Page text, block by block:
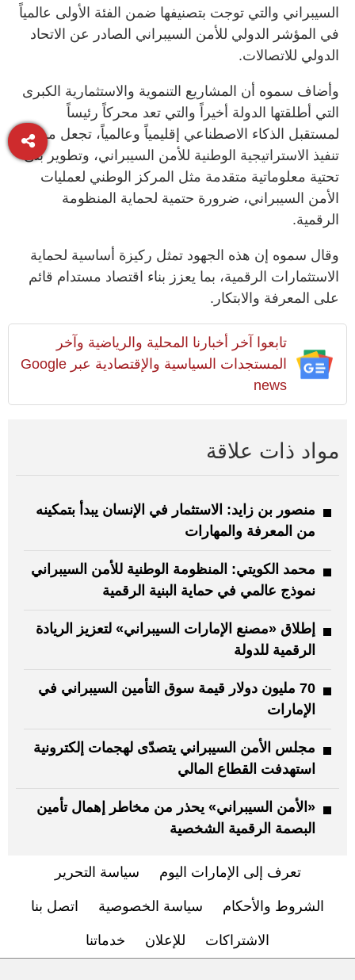
السيبراني والتي توجت بتصنيفها ضمن الفئة الأولى عالمياً
في المؤشر الدولي للأمن السيبراني الصادر عن الاتحاد
الدولي للاتصالات.
وأضاف سموه أن المشاريع التنموية والاستثمارية الكبرى
التي أطلقتها الدولة أخيراً والتي تعد محركاً رئيساً
لمستقبل الذكاء الاصطناعي إقليمياً وعالمياً، تجعل من
تنفيذ الاستراتيجية الوطنية للأمن السيبراني، وتطوير بنى
تحتية معلوماتية متقدمة مثل المركز الوطني لعمليات
الأمن السيبراني، ضرورة حتمية لحماية المنظومة
الرقمية.
وقال سموه إن هذه الجهود تمثل ركيزة أساسية لحماية
الاستثمارات الرقمية، بما يعزز بناء اقتصاد مستدام قائم
على المعرفة والابتكار.
تابعوا آخر أخبارنا المحلية والرياضية وآخر
المستجدات السياسية والإقتصادية عبر Google
news
مواد ذات علاقة
منصور بن زايد: الاستثمار في الإنسان يبدأ بتمكينه
من المعرفة والمهارات
محمد الكويتي: المنظومة الوطنية للأمن السيبراني
نموذج عالمي في حماية البنية الرقمية
إطلاق «مصنع الإمارات السيبراني» لتعزيز الريادة
الرقمية للدولة
70 مليون دولار قيمة سوق التأمين السيبراني في
الإمارات
مجلس الأمن السيبراني يتصدّى لهجمات إلكترونية
استهدفت القطاع المالي
«الأمن السيبراني» يحذر من مخاطر إهمال تأمين
البصمة الرقمية الشخصية
تعرف إلى الإمارات اليوم سياسة التحرير
الشروط والأحكام سياسة الخصوصية اتصل بنا
الاشتراكات للإعلان خدماتنا